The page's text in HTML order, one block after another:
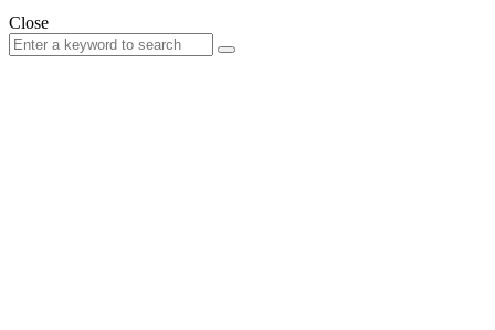
Close
Search
for:
Search